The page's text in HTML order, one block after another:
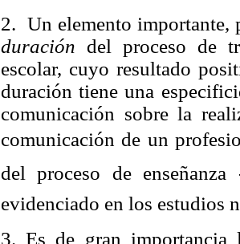
2. Un elemento importante,
duración del proceso de
escolar, cuyo resultado
duración tiene una
comunicación sobre la
comunicación de un
del proceso de
evidenciado en los estudios
3. Es de gran